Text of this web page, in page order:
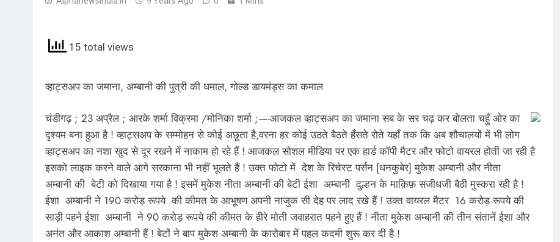
15 total views
व्हाट्सअप का जमाना, अम्बानी की पुत्री की धमाल, गोल्ड डायमंड्स का कमाल
चंडीगढ़ ; 23 अप्रैल ; आरके शर्मा विक्रमा /मोनिका शर्मा ;—-आजकल व्हाट्सअप का जमाना सब के सर चढ़ कर बोलता चहुँ ओर का
दृश्यम बना हुआ है ! व्हाट्सअप के सम्मोहन से कोई अछूता है,वरना हर कोई उठते बैठते हँसते रोते यहाँ तक कि अब शौचालयों में भी लोग
व्हाट्सअप का नशा खुद से दूर रखने में नाकाम हो रहे हैं ! आजकल सोशल मीडिया पर एक हार्ड कॉपी मैटर और फोटो वायरल होती जा रही है
इसको लाइक करने वाले आगे सरकाना भी नहीं भूलते हैं ! उक्त फोटो में देश के रिचेस्ट पर्सन [धनकुबेर] मुकेश अम्बानी और नीता
अम्बानी की बेटी को दिखाया गया है ! इसमें मुकेश नीता अम्बानी की बेटी ईशा अम्बानी दुल्हन के माक़िफ़ सजीधजी बैठी मुस्करा रही है !
ईशा अम्बानी ने 190 करोड़ रूपये की कीमत के आभूषण अपनी नाजुक सी देह पर लाद रखे हैं ! उक्त वायरल मैटर 16 करोड़ रूपये की
साड़ी पहने ईशा अम्बानी ने 90 करोड़ रूपये की कीमत के हीरे मोती जवाहरात पहने हुए हैं ! नीता मुकेश अम्बानी की तीन संतानें ईशा और
अनंत और आकाश अम्बानी हैं ! बेटों ने बाप मुकेश अम्बानी के कारोबार में पहल कदमी शुरू कर दी है !